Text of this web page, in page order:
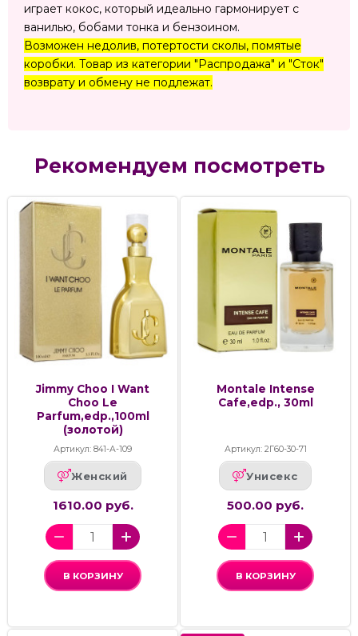
играет кокос, который идеально гармонирует с
ванилью, бобами тонка и бензоином.
Возможен недолив, потертости сколы, помятые
коробки. Товар из категории "Распродажа" и "Сток"
возврату и обмену не подлежат.
Рекомендуем посмотреть
Jimmy Choo I Want
Choo Le
Parfum,edp.,100ml
(золотой)
Артикул: 841-А-109
Женский
1610.00 руб.
В КОРЗИНУ
Montale Intense
Cafe,edp., 30ml
Артикул: 2Г60-30-71
Унисекс
500.00 руб.
В КОРЗИНУ